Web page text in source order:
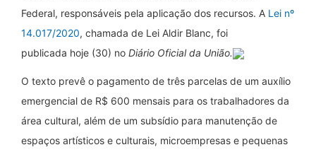
Federal, responsáveis pela aplicação dos recursos. A Lei nº
14.017/2020, chamada de Lei Aldir Blanc, foi
publicada hoje (30) no Diário Oficial da União.
O texto prevê o pagamento de três parcelas de um auxílio
emergencial de R$ 600 mensais para os trabalhadores da
área cultural, além de um subsídio para manutenção de
espaços artísticos e culturais, microempresas e pequenas